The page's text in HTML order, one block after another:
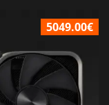
5049.00€